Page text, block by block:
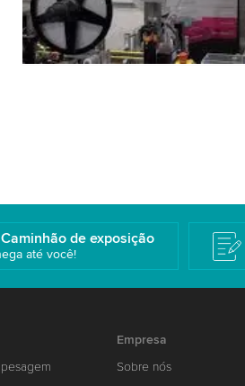
Aceitar Mais
de exposição
até você!
Empresa
Sobre nós